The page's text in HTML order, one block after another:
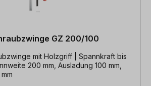
GZ 200/100
mit Holzgriff | Spannkraft bis
200 mm, Ausladung 100 mm,